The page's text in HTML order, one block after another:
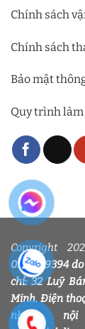
Chính sách
Chính sách
Bảo mật
Quy trình
Copyright
0318339394
chỉ: 32 Luỹ
Minh. Điện
nhiệm